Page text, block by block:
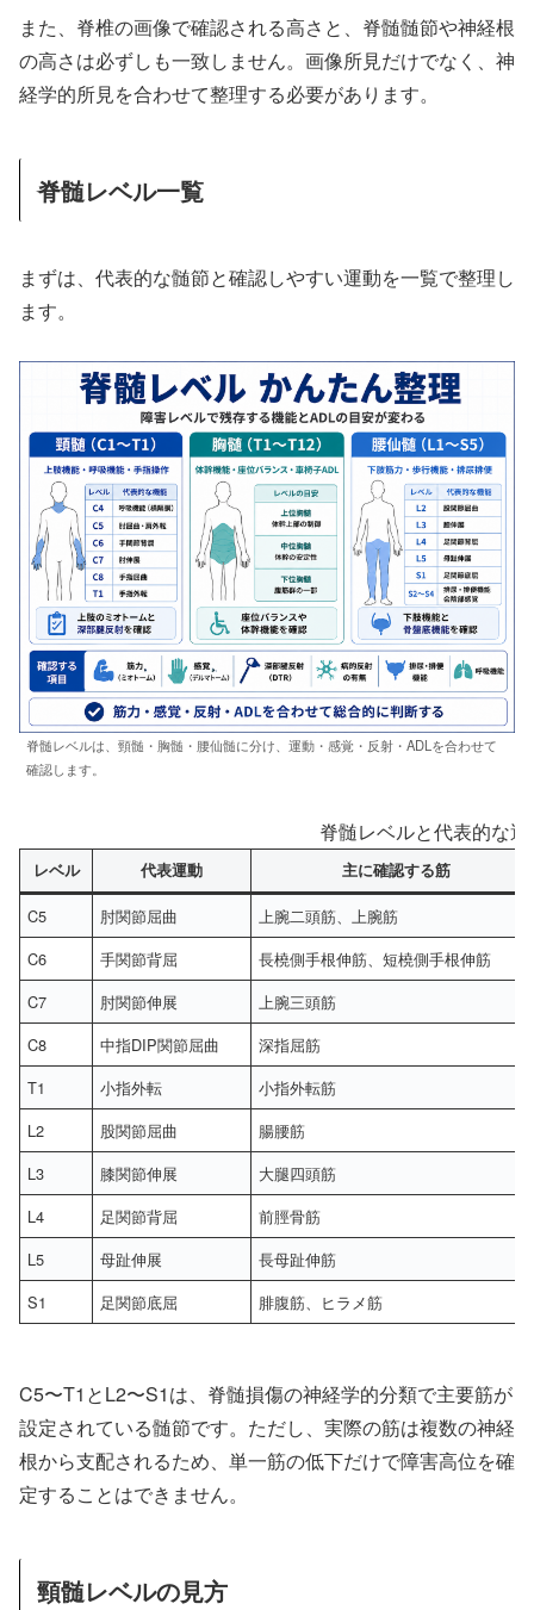
また、脊椎の画像で確認される高さと、脊髄髄節や神経根
の高さは必ずしも一致しません。画像所見だけでなく、神
経学的所見を合わせて整理する必要があります。
脊髄レベル一覧
まずは、代表的な髄節と確認しやすい運動を一覧で整理し
ます。
脊髄レベルは、頸髄・胸髄・腰仙髄に分け、運動・感覚・反射・ADLを合わせて
確認します。
脊髄レベルと代表的な
レベル 代表運動 主に確認する筋
C5 肘関節屈曲
上腕二頭筋、上腕筋
C6
手関節背屈
長橈側手根伸筋、短橈側手根伸筋
C7
肘関節伸展
上腕三頭筋
C8
中指DIP関節屈曲
深指屈筋
T1
小指外転
小指外転筋
L2
股関節屈曲
腸腰筋
L3
膝関節伸展
大腿四頭筋
L4
足関節背屈
前脛骨筋
L5
母趾伸展
長母趾伸筋
S1
足関節底屈 腓腹筋、ヒラメ筋
C5〜T1とL2〜S1は、脊髄損傷の神経学的分類で主要筋が
設定されている髄節です。ただし、実際の筋は複数の神経
根から支配されるため、単一筋の低下だけで障害高位を確
定することはできません。
頸髄レベルの見方